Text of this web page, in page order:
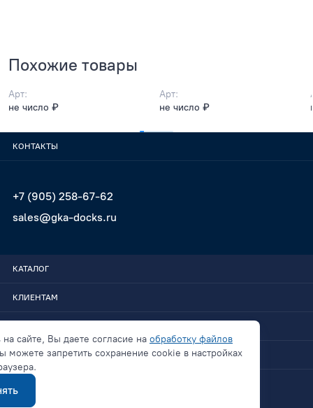
Похожие товары
Арт:
не число ₽
Арт:
не число ₽
КОНТАКТЫ
+7 (905) 258-67-62
sales@gka-docks.ru
КАТАЛОГ
КЛИЕНТАМ
СВЯЗАТЬСЯ
Политика конфиденциальности
на сайте, Вы даете согласие на обработку файлов
можете запретить сохранение cookie в настройках